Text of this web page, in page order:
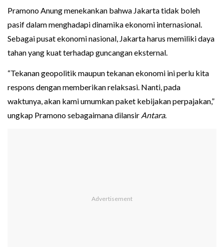
Pramono Anung menekankan bahwa Jakarta tidak boleh
pasif dalam menghadapi dinamika ekonomi internasional.
Sebagai pusat ekonomi nasional, Jakarta harus memiliki daya
tahan yang kuat terhadap guncangan eksternal.
“Tekanan geopolitik maupun tekanan ekonomi ini perlu kita
respons dengan memberikan relaksasi. Nanti, pada
waktunya, akan kami umumkan paket kebijakan perpajakan,”
ungkap Pramono sebagaimana dilansir Antara.